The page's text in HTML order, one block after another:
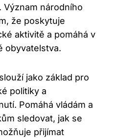
národního
že poskytuje
aktivitě a pomáhá v
obyvatelstva.
jako základ pro
politiky a
Pomáhá vládám a
sledovat, jak se
přijímat